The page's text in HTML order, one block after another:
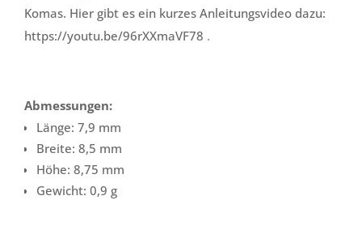
Komas. Hier gibt es ein kurzes Anleitungsvideo dazu:
https://youtu.be/96rXXmaVF78 .
Abmessungen:
Länge: 7,9 mm
Breite: 8,5 mm
Höhe: 8,75 mm
Gewicht: 0,9 g